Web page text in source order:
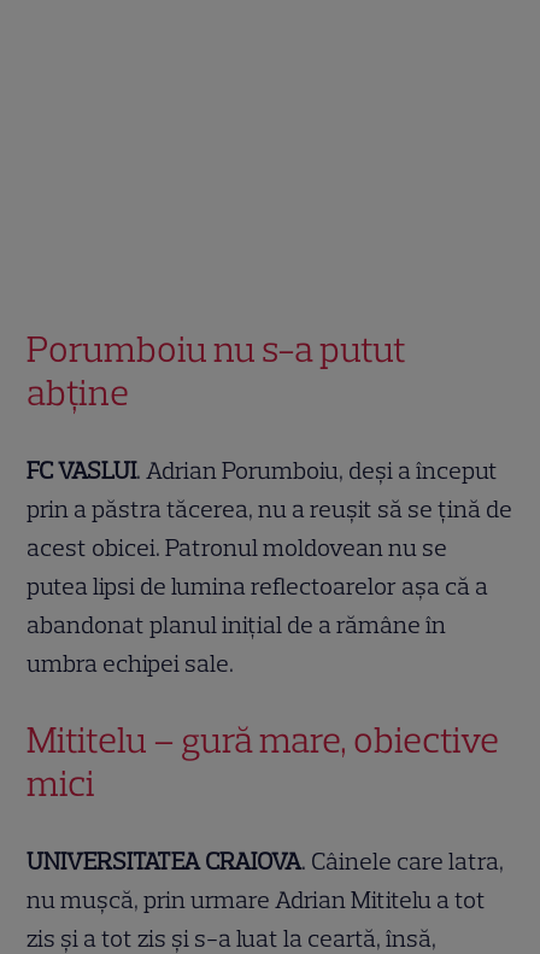
Porumboiu nu s-a putut
abţine
FC VASLUI. Adrian Porumboiu, deşi a început
prin a păstra tăcerea, nu a reuşit să se ţină de
acest obicei. Patronul moldovean nu se
putea lipsi de lumina reflectoarelor aşa că a
abandonat planul iniţial de a rămâne în
umbra echipei sale.
Mititelu – gură mare, obiective
mici
UNIVERSITATEA CRAIOVA. Câinele care latra,
nu muşcă, prin urmare Adrian Mititelu a tot
zis şi a tot zis şi s-a luat la ceartă, însă,